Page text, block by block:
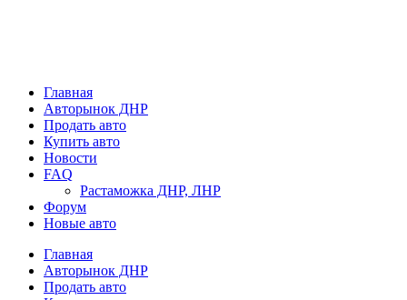
Главная
Авторынок ДНР
Продать авто
Купить авто
Новости
FAQ
Растаможка ДНР, ЛНР
Форум
Новые авто
Главная
Авторынок ДНР
Продать авто